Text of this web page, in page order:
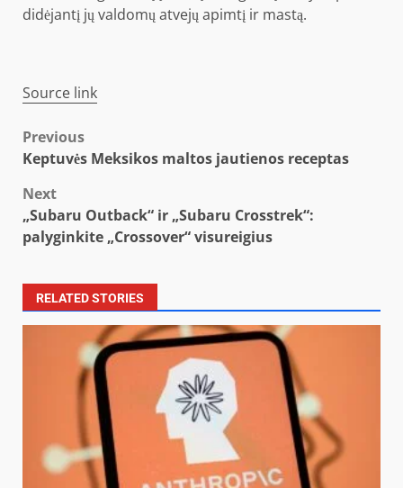
didėjantį jų valdomų atvejų apimtį ir mastą.
Source link
Post
navigation
Previous
Keptuvės Meksikos maltos jautienos receptas
Next
„Subaru Outback“ ir „Subaru Crosstrek“:
palyginkite „Crossover“ visureigius
RELATED STORIES